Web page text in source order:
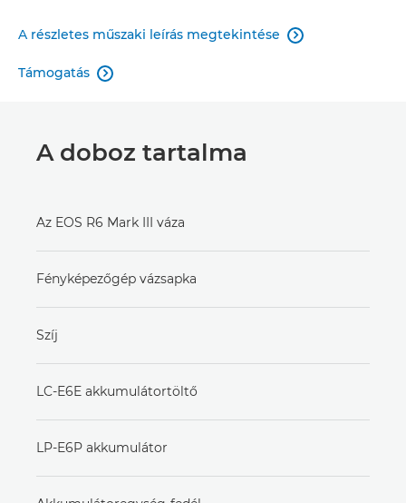
A részletes műszaki leírás megtekintése 
Támogatás 
A doboz tartalma
Az EOS R6 Mark III váza
Fényképezőgép vázsapka
Szíj
LC-E6E akkumulátortöltő
LP-E6P akkumulátor